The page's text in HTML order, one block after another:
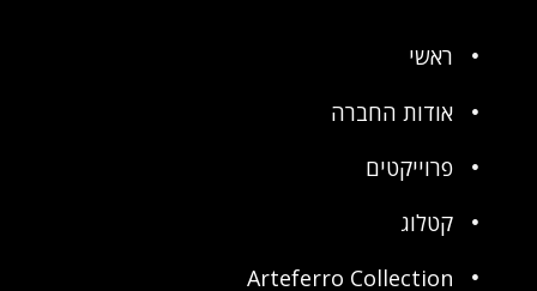
ראשי
אודות החברה
פרוייקטים
קטלוג
Arteferro Collection